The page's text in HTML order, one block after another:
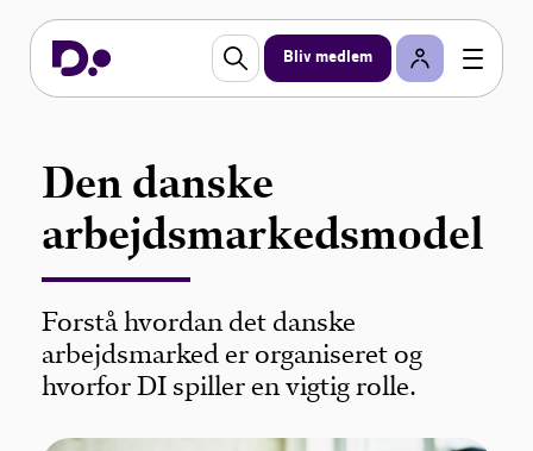
Bliv medlem
Den danske
arbejdsmarkedsmodel
Forstå hvordan det danske
arbejdsmarked er organiseret og
hvorfor DI spiller en vigtig rolle.